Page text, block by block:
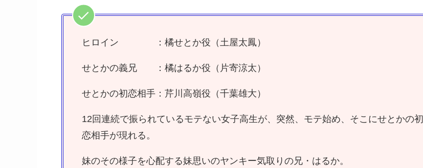
ヒロイン ：橘せとか役（土屋太鳳）
せとかの義兄 ：橘はるか役（片寄涼太）
せとかの初恋相手：芹川高嶺役（千葉雄大）
12回連続で振られているモテない女子高生が、突然、モテ始め、そこにせとかの初
恋相手が現れる。
妹のその様子を心配する妹思いのヤンキー気取りの兄・はるか。